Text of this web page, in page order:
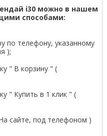
i30 можно в нашем
способами:
по телефону, указанному
);
" В корзину " (
" Купить в 1 клик " (
сайте, под телефоном )